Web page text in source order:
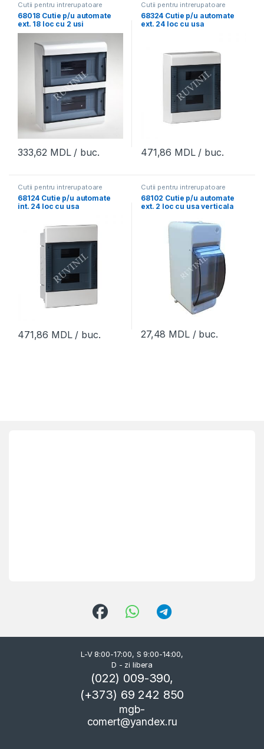
Cutii pentru intrerupatoare
automate
68018 Cutie p/u automate
ext. 18 loc cu 2 usi
225х323х94mm,Tyco,RuVini
333,62 MDL/ buc.
Cutii pentru intrerupatoare
automate
68324 Cutie p/u automate
ext. 24 loc cu usa
471,86 MDL/ buc.
Cutii pentru intrerupatoare
automate
68124 Cutie p/u automate
int. 24 loc cu usa
471,86 MDL/ buc.
Cutii pentru intrerupatoare
automate
68102 Cutie p/u automate
ext. 2 loc cu usa verticala
(72buc)
27,48 MDL/ buc.
L-V 8:00-17:00, S 9:00-14:00,
D - zi libera
(022) 009-390,
(+373) 69 242 850
mgb-
comert@yandex.ru